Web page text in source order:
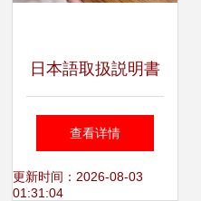
日本語取扱説明書
の翻訳＿翻訳サー
ビス料金基準
查看详情
更新时间：2026-08-03
01:31:04